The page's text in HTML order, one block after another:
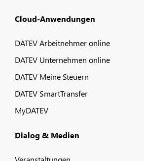
Cloud-Anwendungen
DATEV Arbeitnehmer online
DATEV Unternehmen online
DATEV Meine Steuern
DATEV SmartTransfer
MyDATEV
Dialog & Medien